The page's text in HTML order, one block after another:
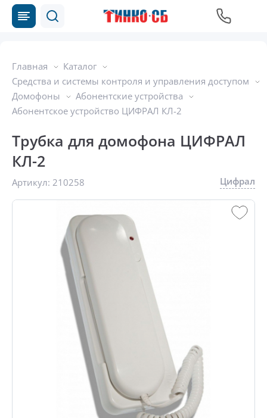
Главная
Каталог
Средства и системы контроля и управления доступом
Домофоны
Абонентские устройства
Абонентское устройство ЦИФРАЛ КЛ-2
Трубка для домофона ЦИФРАЛ
КЛ-2
Артикул: 210258 Цифрал